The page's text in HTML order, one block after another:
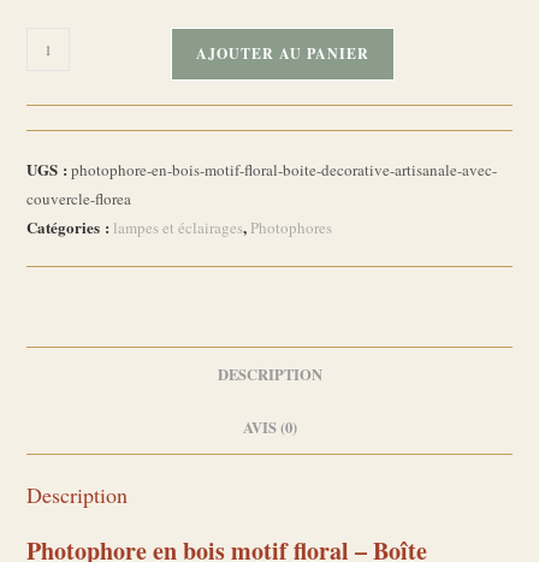
quantité
Photophore
en
bois
motif
floral
artisanale
Floréa
"
AJOUTER AU PANIER
UGS :photophore-en-bois-motif-floral-boite-decorative-artisanale-avec-
couvercle-florea
Catégories : lampes et éclairages, Photophores
DESCRIPTION
AVIS (0)
Description
Photophore en bois motif floral – Boîte